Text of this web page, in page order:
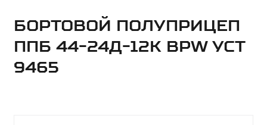
БОРТОВОЙ ПОЛУПРИЦЕП
ППБ 44-24Д-12К BPW УСТ
9465